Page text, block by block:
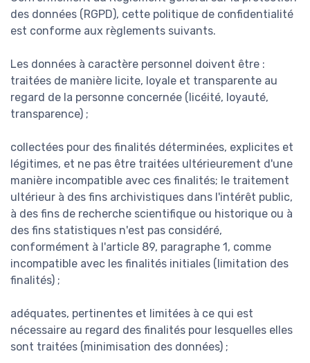
des données (RGPD), cette politique de confidentialité
est conforme aux règlements suivants.
Les données à caractère personnel doivent être :
traitées de manière licite, loyale et transparente au
regard de la personne concernée (licéité, loyauté,
transparence) ;
collectées pour des finalités déterminées, explicites et
légitimes, et ne pas être traitées ultérieurement d'une
manière incompatible avec ces finalités; le traitement
ultérieur à des fins archivistiques dans l'intérêt public,
à des fins de recherche scientifique ou historique ou à
des fins statistiques n'est pas considéré,
conformément à l'article 89, paragraphe 1, comme
incompatible avec les finalités initiales (limitation des
finalités) ;
adéquates, pertinentes et limitées à ce qui est
nécessaire au regard des finalités pour lesquelles elles
sont traitées (minimisation des données) ;